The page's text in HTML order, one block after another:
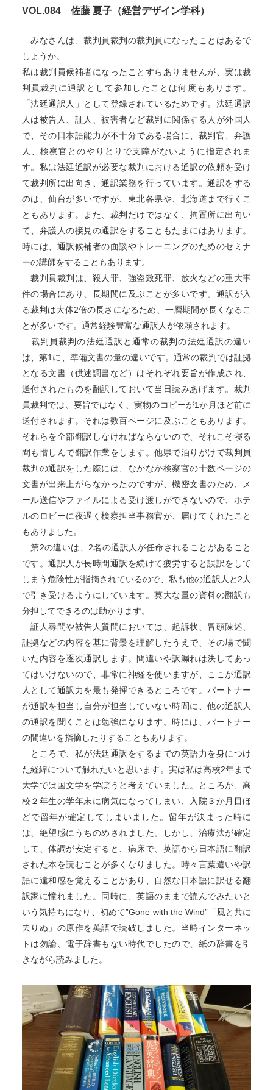
VOL.084 佐藤 夏子（経営デザイン学科）
みなさんは、裁判員裁判の裁判員になったことはあるで
しょうか。
私は裁判員候補者になったことすらありませんが、実は裁
判員裁判に通訳として参加したことは何度もあります。
「法廷通訳人」として登録されているためです。法廷通訳
人は被告人、証人、被害者など裁判に関係する人が外国人
で、その日本語能力が不十分である場合に、裁判官、弁護
人、検察官とのやりとりで支障がないように指定されま
す。私は法廷通訳が必要な裁判における通訳の依頼を受け
て裁判所に出向き、通訳業務を行っています。通訳をする
のは、仙台が多いですが、東北各県や、北海道まで行くこ
ともあります。また、裁判だけではなく、拘置所に出向い
て、弁護人の接見の通訳をすることもたまにはあります。
時には、通訳候補者の面談やトレーニングのためのセミナ
ーの講師をすることもあります。
裁判員裁判は、殺人罪、強盗致死罪、放火などの重大事
件の場合にあり、長期間に及ぶことが多いです。通訳が入
る裁判は大体2倍の長さになるため、一層期間が長くなるこ
とが多いです。通常経験豊富な通訳人が依頼されます。
裁判員裁判の法廷通訳と通常の裁判の法廷通訳の違い
は、第1に、準備文書の量の違いです。通常の裁判では証拠
となる文書（供述調書など）はそれぞれ要旨が作成され、
送付されたものを翻訳しておいて当日読みあげます。裁判
員裁判では、要旨ではなく、実物のコピーが1か月ほど前に
送付されます。それは数百ページに及ぶこともあります。
それらを全部翻訳しなければならないので、それこそ寝る
間も惜しんで翻訳作業をします。他県で泊りがけで裁判員
裁判の通訳をした際には、なかなか検察官の十数ページの
文書が出来上がらなかったのですが、機密文書のため、メ
ール送信やファイルによる受け渡しができないので、ホテ
ルのロビーに夜遅く検察担当事務官が、届けてくれたこと
もありました。
第2の違いは、2名の通訳人が任命されることがあること
です。通訳人が長時間通訳を続けて疲労すると誤訳をして
しまう危険性が指摘されているので、私も他の通訳人と2人
で引き受けるようにしています。莫大な量の資料の翻訳も
分担してできるのは助かります。
証人尋問や被告人質問においては、起訴状、冒頭陳述、
証拠などの内容を基に背景を理解したうえで、その場で聞
いた内容を逐次通訳します。間違いや訳漏れは決してあっ
てはいけないので、非常に神経を使いますが、ここが通訳
人として通訳力を最も発揮できるところです。パートナー
が通訳を担当し自分が担当していない時間に、他の通訳人
の通訳を聞くことは勉強になります。時には、パートナー
の間違いを指摘したりすることもあります。
ところで、私が法廷通訳をするまでの英語力を身につけ
た経緯について触れたいと思います。実は私は高校2年まで
大学では国文学を学ぼうと考えていました。ところが、高
校２年生の学年末に病気になってしまい、入院３か月目ほ
どで留年が確定してしまいました。留年が決まった時に
は、絶望感にうちのめされました。しかし、治療法が確定
して、体調が安定すると、病床で、英語から日本語に翻訳
された本を読むことが多くなりました。時々言葉遣いや訳
語に違和感を覚えることがあり、自然な日本語に訳せる翻
訳家に憧れました。同時に、英語のままで読んでみたいと
いう気持ちになり、初めて”Gone with the Wind”「風と共に
去りぬ」の原作を英語で読破しました。当時インターネッ
トは勿論、電子辞書もない時代でしたので、紙の辞書を引
きながら読みました。